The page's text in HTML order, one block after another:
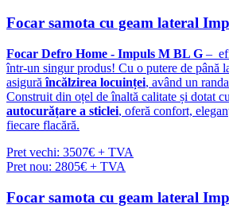
Focar samota cu geam lateral
Focar Defro Home - Impuls M BL G –
într-un singur produs! Cu o putere de până
asigurăîncălzirea locuinței, având un
Construit din oțel de înaltă calitate și dotat cu
autocurățare a sticlei, oferă confort,
fiecare flacără.
Pret vechi: 3507€ + TVA
Pret nou: 2805€ + TVA
Focar samota cu geam lateral